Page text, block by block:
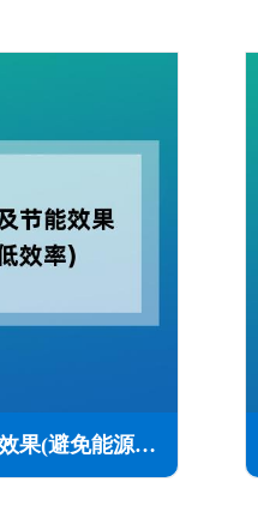
零耗气自动疏水器原理及节能效果(避免能源浪费和降低效率)